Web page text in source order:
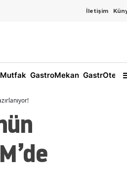
İletişim
GastroMekan GastrOtel